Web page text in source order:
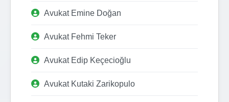
Avukat Emine Doğan
Avukat Fehmi Teker
Avukat Edip Keçecioğlu
Avukat Kutaki Zarikopulo